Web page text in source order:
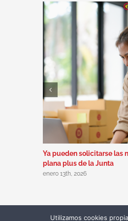
Ya pueden solicitarse las
plana plus de la Junta
enero 13th, 2026
Utilizamos cookies